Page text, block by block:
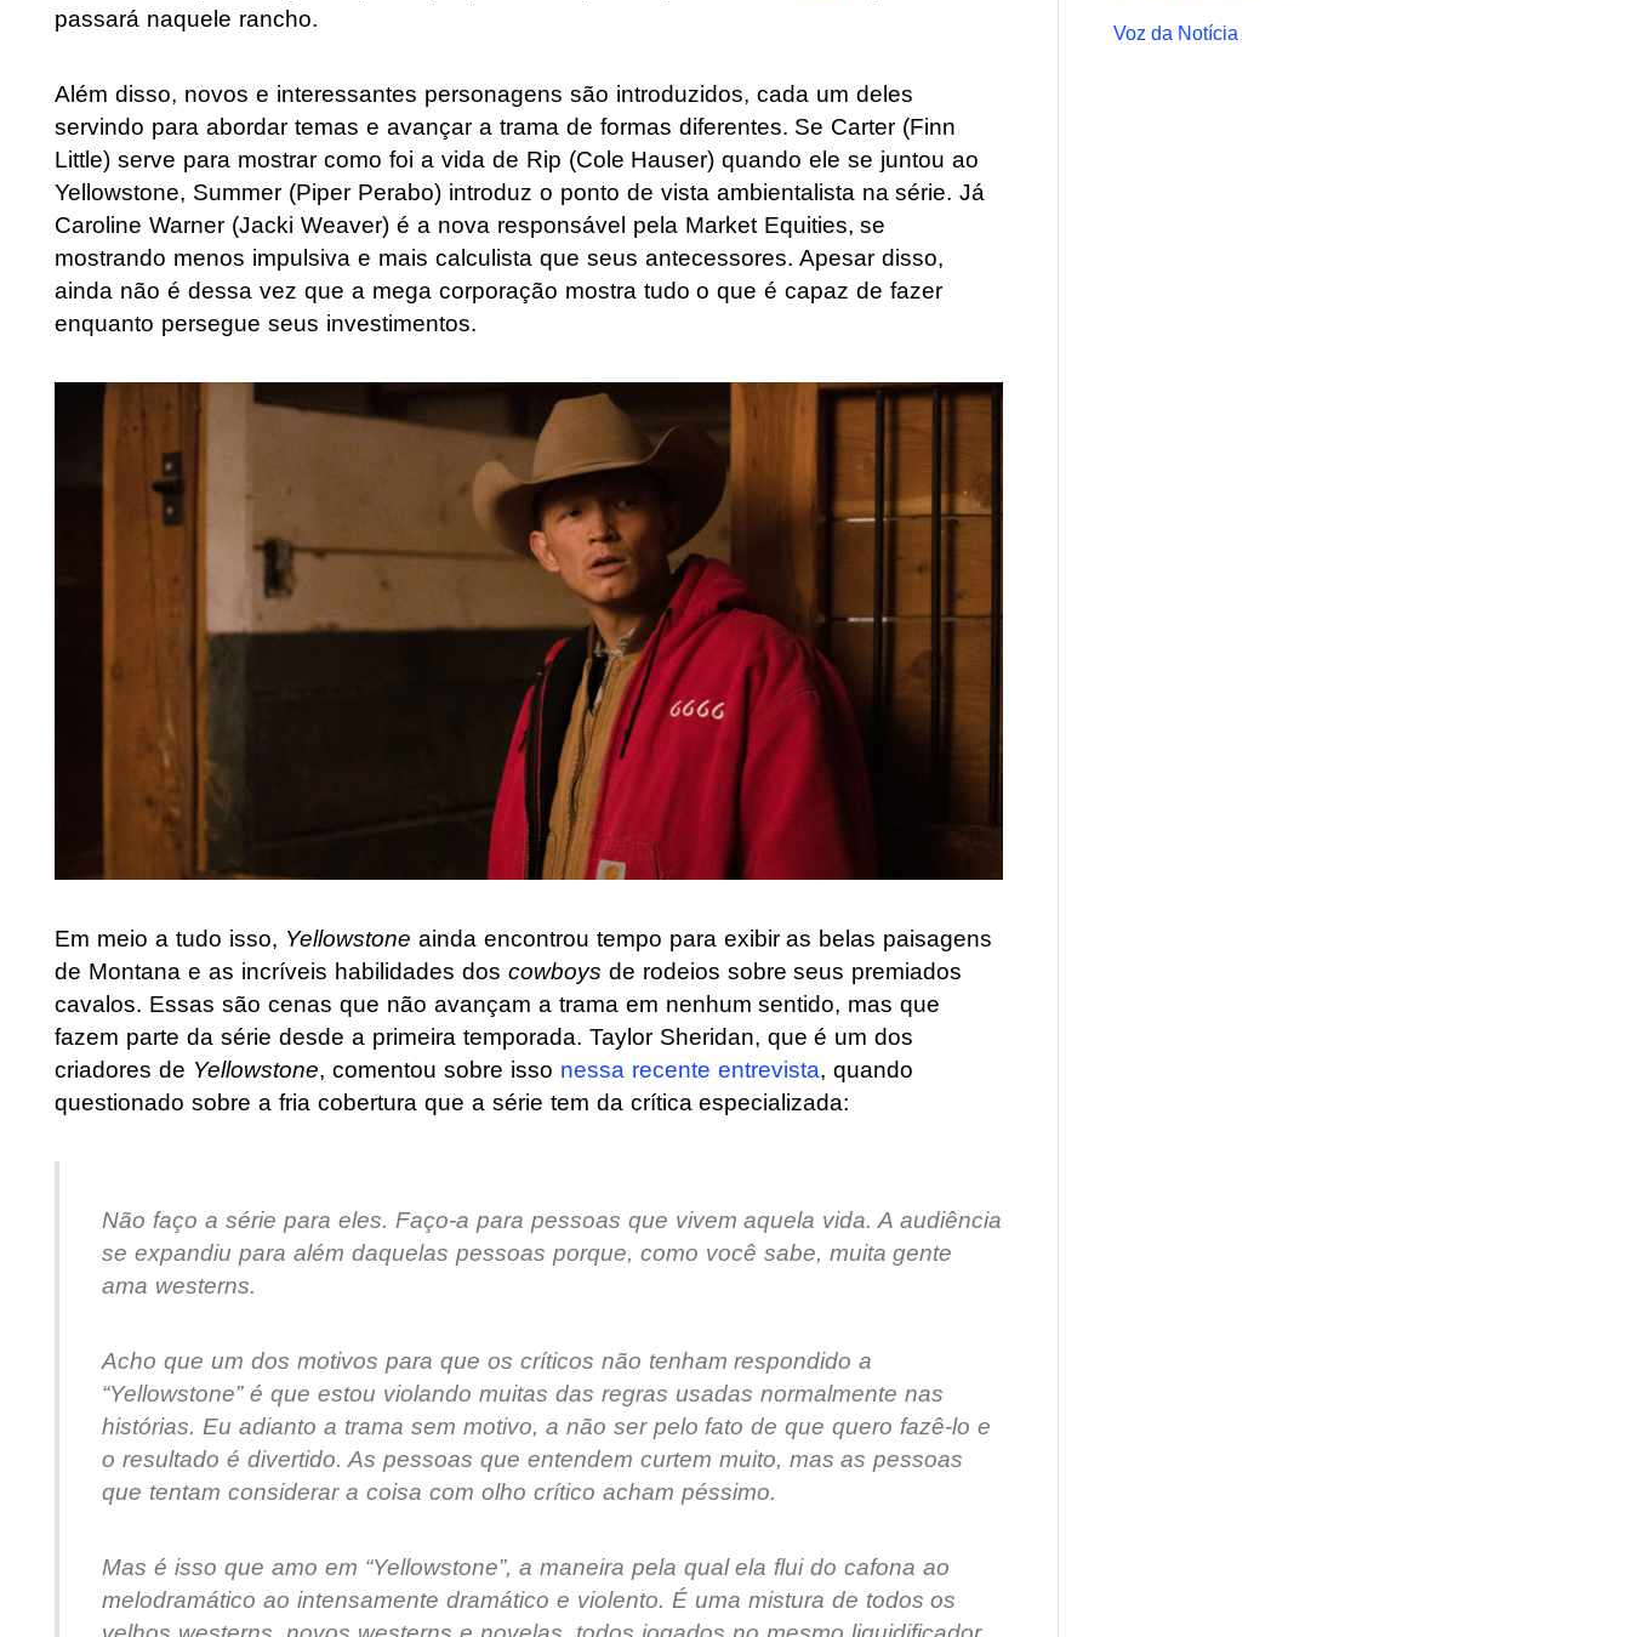
passará naquele rancho.
Além disso, novos e interessantes personagens são introduzidos, cada um deles
servindo para abordar temas e avançar a trama de formas diferentes. Se Carter (Finn
Little) serve para mostrar como foi a vida de Rip (Cole Hauser) quando ele se juntou ao
Yellowstone, Summer (Piper Perabo) introduz o ponto de vista ambientalista na série. Já
Caroline Warner (Jacki Weaver) é a nova responsável pela Market Equities, se
mostrando menos impulsiva e mais calculista que seus antecessores. Apesar disso,
ainda não é dessa vez que a mega corporação mostra tudo o que é capaz de fazer
enquanto persegue seus investimentos.
Em meio a tudo isso, Yellowstone ainda encontrou tempo para exibir as belas paisagens
de Montana e as incríveis habilidades dos cowboys de rodeios sobre seus premiados
cavalos. Essas são cenas que não avançam a trama em nenhum sentido, mas que
fazem parte da série desde a primeira temporada. Taylor Sheridan, que é um dos
criadores de Yellowstone, comentou sobre isso nessa recente entrevista, quando
questionado sobre a fria cobertura que a série tem da crítica especializada:
Não faço a série para eles. Faço-a para pessoas que vivem aquela vida. A audiência
se expandiu para além daquelas pessoas porque, como você sabe, muita gente
ama westerns.
Acho que um dos motivos para que os críticos não tenham respondido a
“Yellowstone” é que estou violando muitas das regras usadas normalmente nas
histórias. Eu adianto a trama sem motivo, a não ser pelo fato de que quero fazê-lo e
o resultado é divertido. As pessoas que entendem curtem muito, mas as pessoas
que tentam considerar a coisa com olho crítico acham péssimo.
Mas é isso que amo em “Yellowstone”, a maneira pela qual ela flui do cafona ao
melodramático ao intensamente dramático e violento. É uma mistura de todos os
Voz da Notícia